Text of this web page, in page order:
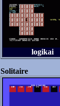
logikai
Solitaire